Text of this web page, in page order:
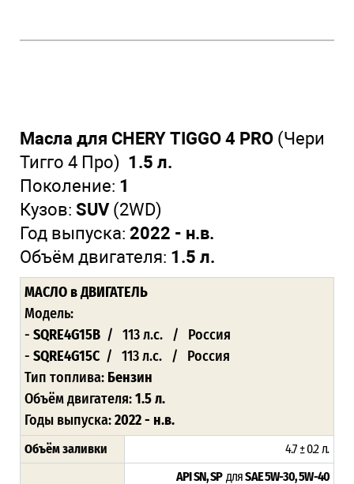
Масла для CHERY TIGGO 4 PRO (Чери
Тигго 4 Про) 1.5 л.
Поколение: 1
Кузов: SUV (2WD)
Год выпуска: 2022 - н.в.
Объём двигателя: 1.5 л.
МАСЛО в ДВИГАТЕЛЬ
Модель:
- SQRE4G15B / 113 л.с. / Россия
- SQRE4G15C / 113 л.с. / Россия
Тип топлива: Бензин
Объём двигателя:1.5 л.
Годы выпуска:2022 - н.в.
Объём заливки 4.7 ± 0.2 л.
API SN, SP дляSAE 5W-30, 5W-40